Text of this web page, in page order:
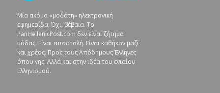
Μία ακόμα «μοδάτη» ηλεκτρονική
εφημερίδα; Όχι, βέβαια. To
PanHellenicPost.com δεν είναι ζήτημα
μόδας. Είναι αποστολή. Είναι καθήκον μαζί
και χρέος. Προς τους Απόδημους Έλληνες
όπου γης. Αλλά και στην ιδέα του ενιαίου
Ελληνισμού.